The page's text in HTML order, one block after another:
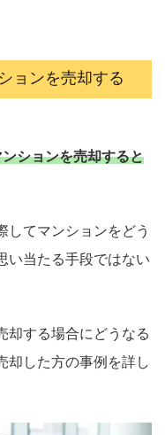
ョンを売却する
ションを売却すると
してマンションをどう
い当たる手段ではない
却する場合にどうなる
却した方の事例を詳し